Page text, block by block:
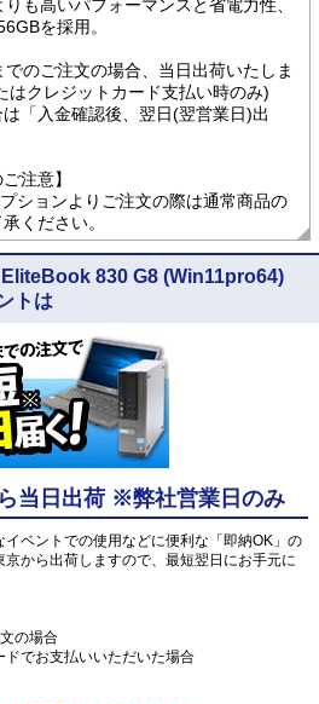
も高いパフォーマンスと省電力性、
を採用。
のご注文の場合、当日出荷いたしま
はクレジットカード支払い時のみ)
「入金確認後、翌日(翌営業日)出
注意】
ションよりご注文の際は通常商品の
ください。
830 G8 (Win11pro64)
トは
当日出荷 ※弊社営業日のみ
ベントでの使用などに便利な「即納OK」の
から出荷しますので、最短翌日にお手元に
の場合
ドでお支払いいただいた場合